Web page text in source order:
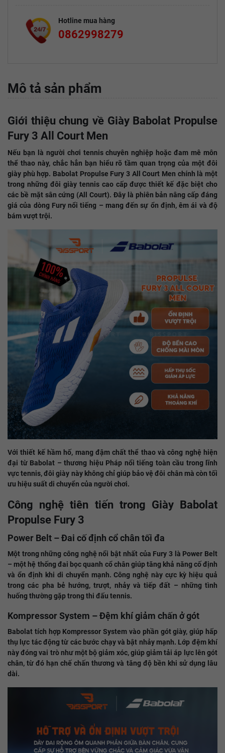
Hotline mua hàng
0862998279
Mô tả sản phẩm
Giới thiệu chung về Giày Babolat Propulse
Fury 3 All Court Men
Nếu bạn là người chơi tennis chuyên nghiệp hoặc đam mê môn
thể thao này, chắc hẳn bạn hiểu rõ tầm quan trọng của một đôi
giày phù hợp. Babolat Propulse Fury 3 All Court Men chính là một
trong những đôi giày tennis cao cấp được thiết kế đặc biệt cho
các bề mặt sân cứng (All Court). Đây là phiên bản nâng cấp đáng
giá của dòng Fury nổi tiếng – mang đến sự ổn định, êm ái và độ
bám vượt trội.
Với thiết kế hầm hố, mang đậm chất thể thao và công nghệ hiện
đại từ Babolat – thương hiệu Pháp nổi tiếng toàn cầu trong lĩnh
vực tennis, đôi giày này không chỉ giúp bảo vệ đôi chân mà còn tối
ưu hiệu suất di chuyển của người chơi.
Công nghệ tiên tiến trong Giày Babolat
Propulse Fury 3
Power Belt – Đai cố định cổ chân tối đa
Một trong những công nghệ nổi bật nhất của Fury 3 là Power Belt
– một hệ thống đai bọc quanh cổ chân giúp tăng khả năng cố định
và ổn định khi di chuyển mạnh. Công nghệ này cực kỳ hiệu quả
trong các pha bẻ hướng, trượt, nhảy và tiếp đất – những tình
huống thường gặp trong thi đấu tennis.
Kompressor System – Đệm khí giảm chấn ở gót
Babolat tích hợp Kompressor System vào phần gót giày, giúp hấp
thụ lực tác động từ các bước chạy và bật nhảy mạnh. Lớp đệm khí
này đóng vai trò như một bộ giảm xóc, giúp giảm tải áp lực lên gót
chân, từ đó hạn chế chấn thương và tăng độ bền khi sử dụng lâu
dài.